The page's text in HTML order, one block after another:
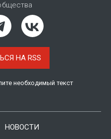
НА RSS
необходимый текст
НОВОСТИ